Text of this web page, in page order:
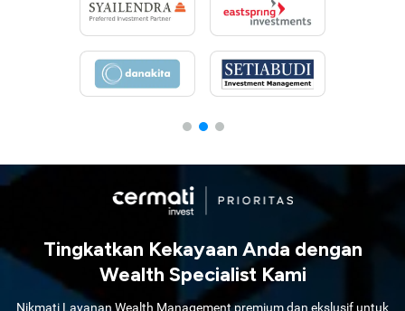
Tingkatkan Kekayaan Anda dengan
Wealth Specialist Kami
Nikmati Layanan Wealth Management premium dan ekslusif untuk